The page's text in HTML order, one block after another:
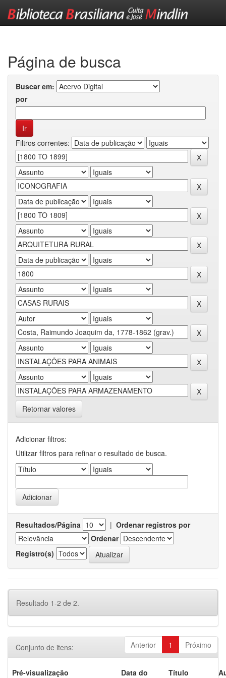
Página de busca
Buscar em:
por
Filtros correntes:
Retornar valores
Adicionar filtros:
Utilizar filtros para refinar o resultado de busca.
Resultados/Página | Ordenar registros por
Ordenar
Registro(s)
Resultado 1-2 de 2.
Anterior 1 Próximo
Conjunto de itens:
Pré-visualização
Data do
Título